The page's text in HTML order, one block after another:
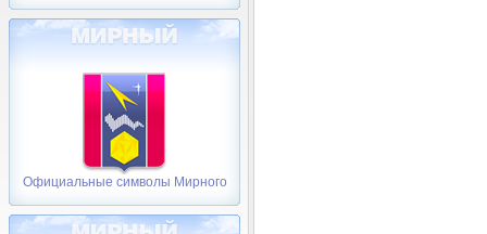
Официальные символы Мирного